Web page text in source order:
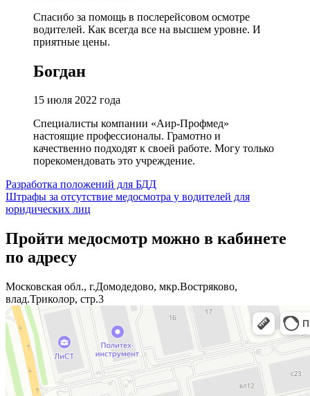
Спасибо за помощь в послерейсовом осмотре
водителей. Как всегда все на высшем уровне. И
приятные цены.
Богдан
15 июля 2022 года
Специалисты компании «Аир-Профмед»
настоящие профессионалы. Грамотно и
качественно подходят к своей работе. Могу только
порекомендовать это учреждение.
Навигация
по
Разработка положений для БДД
Штрафы за отсутствие медосмотра у водителей для
юридических лиц
Пройти медосмотр можно в кабинете
по адресу
Московская обл., г.Домодедово, мкр.Востряково,
влад.Триколор, стр.3